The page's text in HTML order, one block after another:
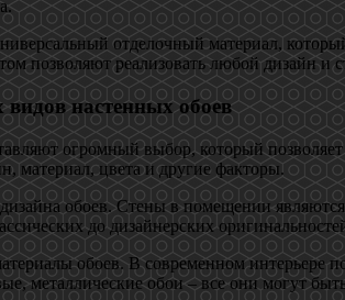
отделочный материал,
позволяют реализовать любой дизайн и
настенных обоев
огромный выбор, который
материал, цвета и другие факторы.
обоев. Стены в помещении
до дизайнерских
обоев. В современном интерьере
металлические обои – все они могут